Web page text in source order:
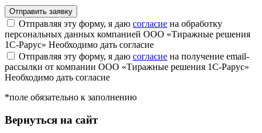
Отправляя эту форму, я даю согласие на обработку
персональных данных компанией ООО «Тиражные решения
1С-Рарус» Необходимо дать согласие
Отправляя эту форму, я даю согласие на получение email-
рассылки от компании ООО «Тиражные решения 1С-Рарус»
Необходимо дать согласие
*поле обязательно к заполнению
Вернуться на сайт